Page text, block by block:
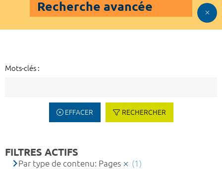
Recherche avancée
Mots-clés :
EFFACER RECHERCHER
FILTRES ACTIFS
Par type de contenu: Pages
(1)